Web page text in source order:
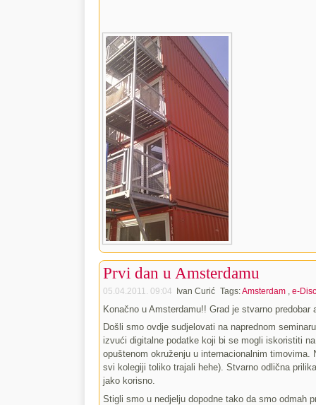
Prvi dan u Amsterdamu
05.04.2011. 09:04 Ivan Curić Tags:Amsterdam, e-
Konačno u Amsterdamu!! Grad je stvarno
Došli smo ovdje sudjelovati na naprednom
izvući digitalne podatke koji bi se mogli iskoristiti
opuštenom okruženju u internacionalnim
svi kolegiji toliko trajali hehe). Stvarno odlična
jako korisno.
Stigli smo u nedjelju dopodne tako da smo odmah